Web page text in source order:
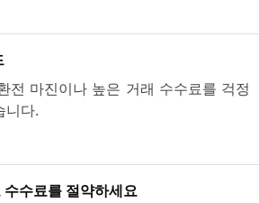
전 마진이나 높은 거래 수수료를 걱정
니다.
수료를 절약하세요